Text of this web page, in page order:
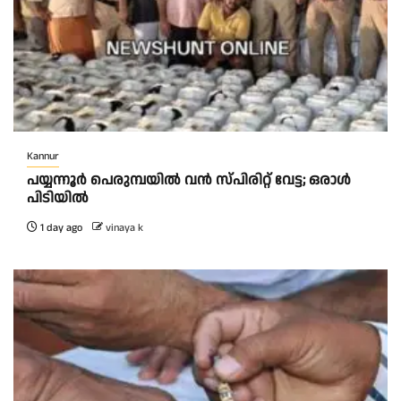
Kannur
പയ്യന്നൂർ പെരുമ്പയിൽ വൻ സ്‌പിരിറ്റ് വേട്ട; ഒരാൾ
പിടിയിൽ
1 day ago vinaya k